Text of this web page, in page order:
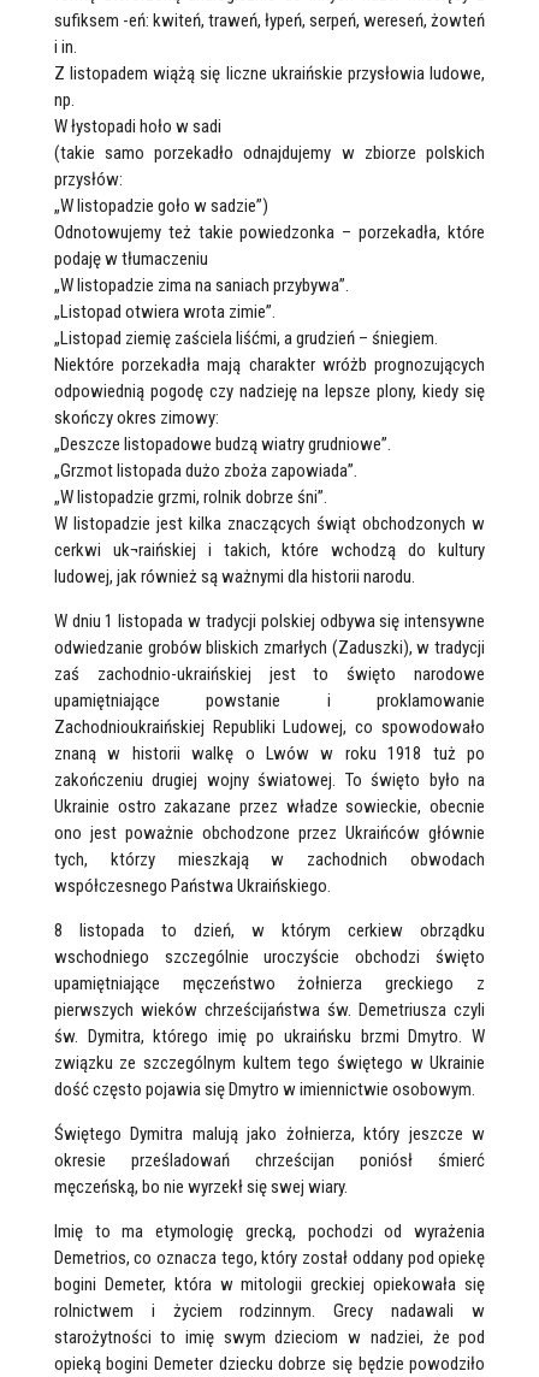
sufiksem -eń: kwiteń, traweń, łypeń, serpeń, wereseń, żowteń
i in.
Z listopadem wiążą się liczne ukraińskie przysłowia ludowe,
np.
W łystopadi hoło w sadi
(takie samo porzekadło odnajdujemy w zbiorze polskich
przysłów:
„W listopadzie goło w sadzie”)
Odnotowujemy też takie powiedzonka – porzekadła, które
podaję w tłumaczeniu
„W listopadzie zima na saniach przybywa”.
„Listopad otwiera wrota zimie”.
„Listopad ziemię zaściela liśćmi, a grudzień – śniegiem.
Niektóre porzekadła mają charakter wróżb prognozujących
odpowiednią pogodę czy nadzieję na lepsze plony, kiedy się
skończy okres zimowy:
„Deszcze listopadowe budzą wiatry grudniowe”.
„Grzmot listopada dużo zboża zapowiada”.
„W listopadzie grzmi, rolnik dobrze śni”.
W listopadzie jest kilka znaczących świąt obchodzonych w
cerkwi uk¬raińskiej i takich, które wchodzą do kultury
ludowej, jak również są ważnymi dla historii narodu.
W dniu 1 listopada w tradycji polskiej odbywa się intensywne
odwiedzanie grobów bliskich zmarłych (Zaduszki), w tradycji
zaś zachodnio-ukraińskiej jest to święto narodowe
upamiętniające powstanie i proklamowanie
Zachodnioukraińskiej Republiki Ludowej, co spowodowało
znaną w historii walkę o Lwów w roku 1918 tuż po
zakończeniu drugiej wojny światowej. To święto było na
Ukrainie ostro zakazane przez władze sowieckie, obecnie
ono jest poważnie obchodzone przez Ukraińców głównie
tych, którzy mieszkają w zachodnich obwodach
współczesnego Państwa Ukraińskiego.
8 listopada to dzień, w którym cerkiew obrządku
wschodniego szczególnie uroczyście obchodzi święto
upamiętniające męczeństwo żołnierza greckiego z
pierwszych wieków chrześcijaństwa św. Demetriusza czyli
św. Dymitra, którego imię po ukraińsku brzmi Dmytro. W
związku ze szczególnym kultem tego świętego w Ukrainie
dość często pojawia się Dmytro w imiennictwie osobowym.
Świętego Dymitra malują jako żołnierza, który jeszcze w
okresie prześladowań chrześcijan poniósł śmierć
męczeńską, bo nie wyrzekł się swej wiary.
Imię to ma etymologię grecką, pochodzi od wyrażenia
Demetrios, co oznacza tego, który został oddany pod opiekę
bogini Demeter, która w mitologii greckiej opiekowała się
rolnictwem i życiem rodzinnym. Grecy nadawali w
starożytności to imię swym dzieciom w nadziei, że pod
opieką bogini Demeter dziecku dobrze się będzie powodziło